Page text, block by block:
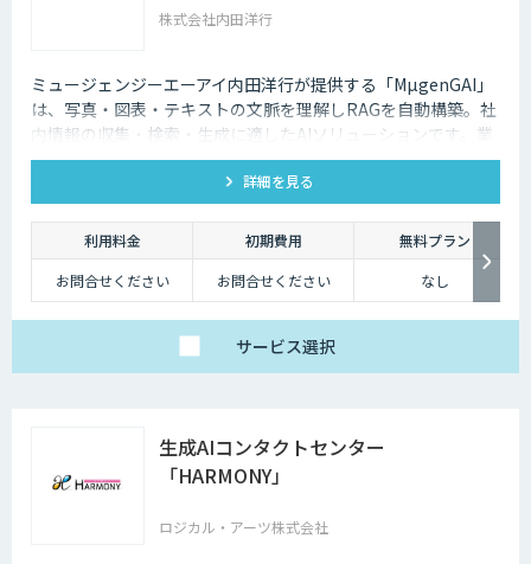
株式会社内田洋行
ミュージェンジーエーアイ内田洋行が提供する「MµgenGAI」
は、写真・図表・テキストの文脈を理解しRAGを自動構築。社
内情報の収集・検索・生成に適したAIソリューションです。業
種を問わず業務効率とナレッジ活用を支援します。
詳細を見る
利用料金 初期費用
無料プラン
お問合せください
お問合せください なし
サービス選択
生成AIコンタクトセンター
「HARMONY」
ロジカル・アーツ株式会社